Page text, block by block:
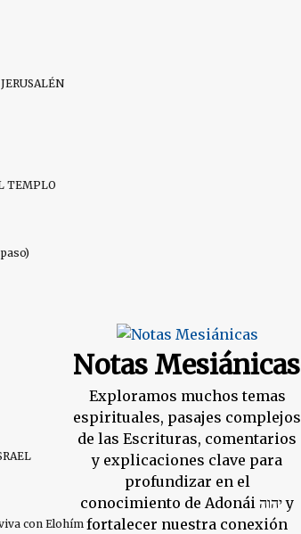
TEMPLO
con Elohím
Notas Mesiánicas
Exploramos muchos temas
espirituales, pasajes complejos
de las Escrituras, comentarios
y explicaciones clave para
profundizar en el
conocimiento de Adonái יהוה y
fortalecer nuestra conexión